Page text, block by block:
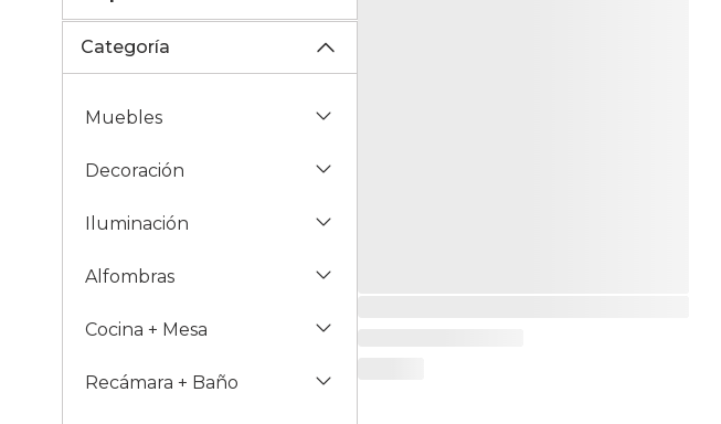
Categoría
Muebles
Decoración
Iluminación
Alfombras
Cocina + Mesa
Recámara + Baño